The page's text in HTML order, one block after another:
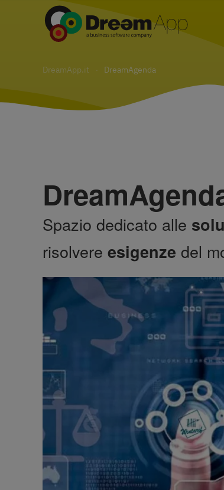
content
DreamApp.it DreamAgenda
Dream
Spazio dedicato alle
risolvere esigenze del